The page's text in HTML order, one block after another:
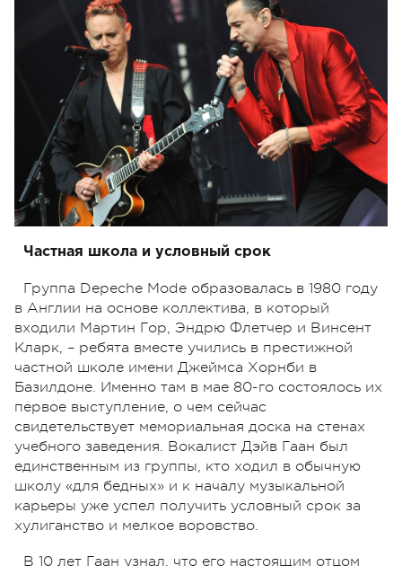
Частная школа и условный срок
Группа Depeche Mode образовалась в 1980 году
в Англии на основе коллектива, в который
входили Мартин Гор, Эндрю Флетчер и Винсент
Кларк, – ребята вместе учились в престижной
частной школе имени Джеймса Хорнби в
Базилдоне. Именно там в мае 80-го состоялось их
первое выступление, о чем сейчас
свидетельствует мемориальная доска на стенах
учебного заведения. Вокалист Дэйв Гаан был
единственным из группы, кто ходил в обычную
школу «для бедных» и к началу музыкальной
карьеры уже успел получить условный срок за
хулиганство и мелкое воровство.
В 10 лет Гаан узнал, что его настоящим отцом